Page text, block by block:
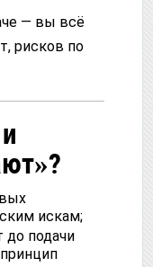
— вы всё
рисков по
искам;
до подачи